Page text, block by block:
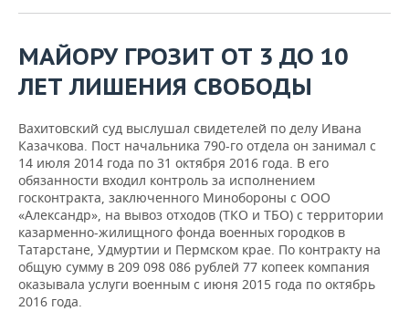
ХОККЕЙ С МЯЧОМ
ПРОИСШЕСТВИЯ
МАЙОРУ ГРОЗИТ ОТ 3 ДО 10
ЛЕТ ЛИШЕНИЯ СВОБОДЫ
Вахитовский суд выслушал свидетелей по делу Ивана
Казачкова. Пост начальника 790-го отдела он занимал с
14 июля 2014 года по 31 октября 2016 года. В его
обязанности входил контроль за исполнением
госконтракта, заключенного Минобороны с ООО
«Александр», на вывоз отходов (ТКО и ТБО) с территории
казарменно-жилищного фонда военных городков в
Татарстане, Удмуртии и Пермском крае. По контракту на
общую сумму в 209 098 086 рублей 77 копеек компания
оказывала услуги военным с июня 2015 года по октябрь
2016 года.